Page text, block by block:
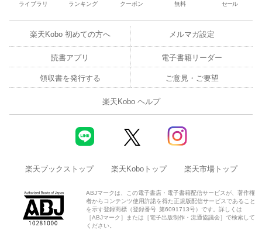
ライブラリ ランキング クーポン 無料 セール
楽天Kobo 初めての方へ メルマガ設定
読書アプリ 電子書籍リーダー
領収書を発行する ご意見・ご要望
楽天Kobo ヘルプ
楽天ブックストップ 楽天Koboトップ 楽天市場トップ
ABJマークは、この電子書店・電子書籍配信サービスが、著作権
者からコンテンツ使用許諾を得た正規版配信サービスであること
を示す登録商標（登録番号 第6091713号）です。詳しくは
［ABJマーク］または［電子出版制作・流通協議会］で検索して
ください。